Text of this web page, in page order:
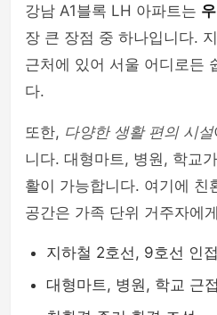
강남 A1블록 LH 아파트는
장 큰 장점 중 하나입니다.
근처에 있어 서울 어디로든
다.
또한, 다양한 생활 편의 시설
니다. 대형마트, 병원, 학교
활이 가능합니다. 여기에 친
공간은 가족 단위 거주자에
지하철 2호선, 9호선 인접
대형마트, 병원, 학교 근접